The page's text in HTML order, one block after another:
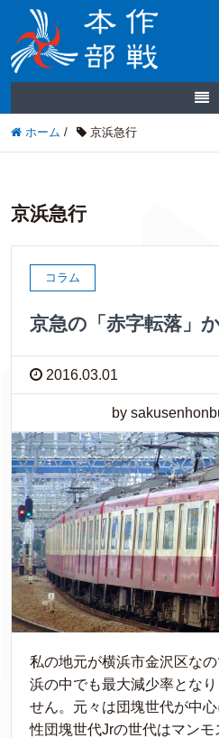
ホーム / 京浜急行
京浜急行
コラム
京急の「赤字転落」
2016.03.01
by
私の地元が横浜市金沢区な
浜の中でも最大減少率とな
せん。元々は団塊世代が中
性団塊世代Jrの世代はマン